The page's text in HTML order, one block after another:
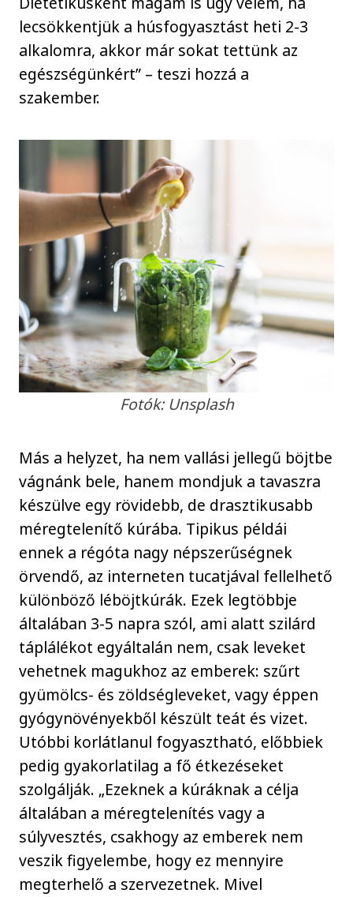
lecsökkentjük a húsfogyasztást heti 2-3
alkalomra, akkor már sokat tettünk az
egészségünkért” – teszi hozzá a
szakember.
Fotók: Unsplash
Más a helyzet, ha nem vallási jellegű böjtbe
vágnánk bele, hanem mondjuk a tavaszra
készülve egy rövidebb, de drasztikusabb
méregtelenítő kúrába. Tipikus példái
ennek a régóta nagy népszerűségnek
örvendő, az interneten tucatjával fellelhető
különböző léböjtkúrák. Ezek legtöbbje
általában 3-5 napra szól, ami alatt szilárd
táplálékot egyáltalán nem, csak leveket
vehetnek magukhoz az emberek: szűrt
gyümölcs- és zöldségleveket, vagy éppen
gyógynövényekből készült teát és vizet.
Utóbbi korlátlanul fogyasztható, előbbiek
pedig gyakorlatilag a fő étkezéseket
szolgálják. „Ezeknek a kúráknak a célja
általában a méregtelenítés vagy a
súlyvesztés, csakhogy az emberek nem
veszik figyelembe, hogy ez mennyire
megterhelő a szervezetnek. Mivel